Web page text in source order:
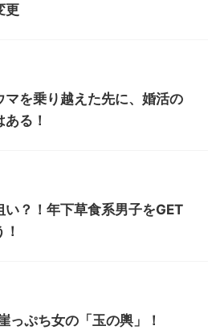
更
マを乗り越えた先に、婚活の
る！
い？！年下草食系男子をGET
っぷち女の「玉の輿」！